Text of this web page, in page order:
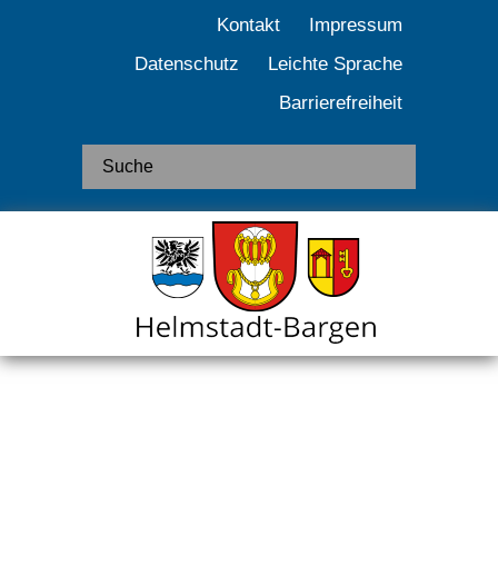
Kontakt
Impressum
Datenschutz
Leichte Sprache
Barrierefreiheit